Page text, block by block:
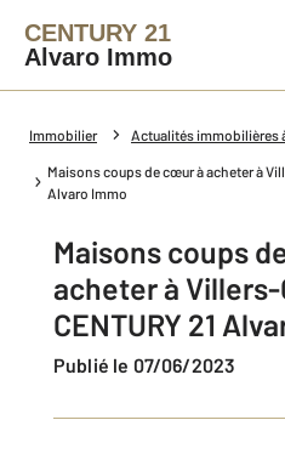
CENTURY 21
Alvaro Immo
Immobilier Actualités immobilières
Maisons coups de cœur à acheter à
Alvaro Immo
Maisons coups
acheter à
CENTURY 21
Publié le 07/06/2023